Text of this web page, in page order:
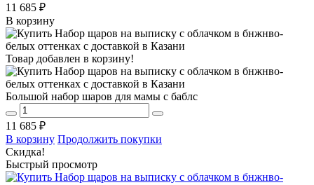
11 685 ₽
В корзину
Товар добавлен в корзину!
Большой набор шаров для мамы с баблс
11 685 ₽
В корзину Продолжить покупки
Скидка!
Быстрый просмотр